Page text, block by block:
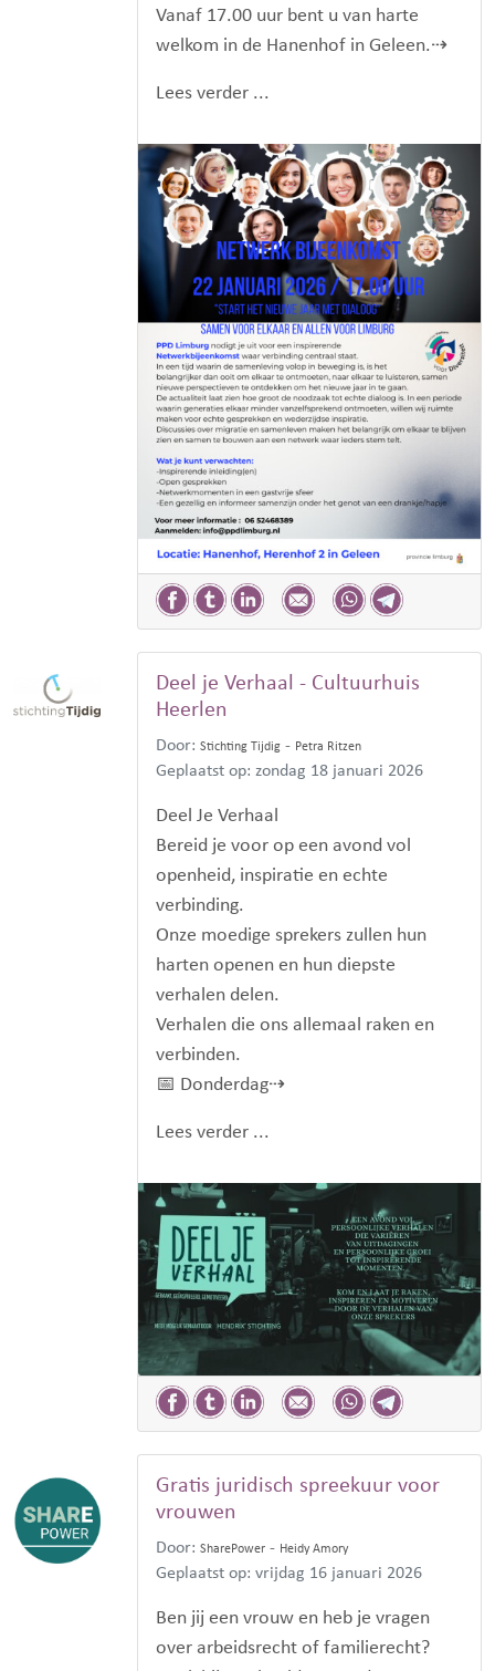
Vanaf 17.00 uur bent u van harte
welkom in de Hanenhof in Geleen.⇢
Lees verder ...
Deel je Verhaal - Cultuurhuis
Heerlen
Door: Stichting Tijdig - Petra Ritzen
Geplaatst op: zondag 18 januari 2026
Deel Je Verhaal
Bereid je voor op een avond vol
openheid, inspiratie en echte
verbinding.
Onze moedige sprekers zullen hun
harten openen en hun diepste
verhalen delen.
Verhalen die ons allemaal raken en
verbinden.
📅 Donderdag⇢
Lees verder ...
Gratis juridisch spreekuur voor
vrouwen
Door: SharePower - Heidy Amory
Geplaatst op: vrijdag 16 januari 2026
Ben jij een vrouw en heb je vragen
over arbeidsrecht of familierecht?